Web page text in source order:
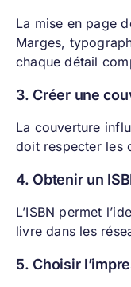
La mise en page
Marges,
chaque détail
3. Créer une
La couverture
doit respecter les
4. Obtenir un
L’ISBN permet
livre dans les
5. Choisir